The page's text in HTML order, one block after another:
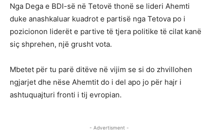
Nga Dega e BDI-së në Tetovë thonë se lideri Ahemti
duke anashkaluar kuadrot e partisë nga Tetova po i
pozicionon liderët e partive të tjera politike të cilat kanë
siç shprehen, një grusht vota.
Mbetet për tu parë ditëve në vijim se si do zhvillohen
ngjarjet dhe nëse Ahemtit do i del apo jo për hajr i
ashtuquajturi fronti i tij evropian.
- Advertisment -